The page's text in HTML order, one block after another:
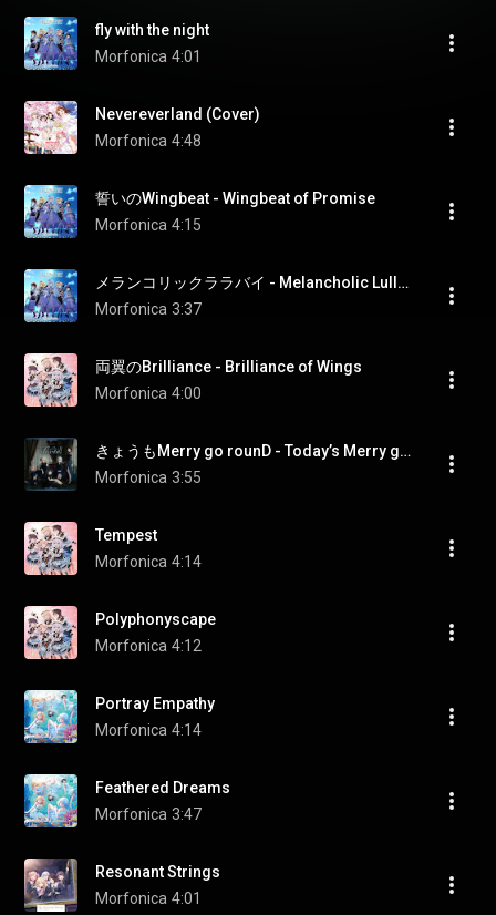
fly with the night
Morfonica 4:01
Nevereverland (Cover)
Morfonica 4:48
誓いのWingbeat - Wingbeat of Promise
Morfonica 4:15
メランコリックララバイ - Melancholic Lullaby
Morfonica 3:37
両翼のBrilliance - Brilliance of Wings
Morfonica 4:00
きょうもMerry go rounD - Today’s Merry go rounD
Morfonica 3:55
Tempest
Morfonica 4:14
Polyphonyscape
Morfonica 4:12
Portray Empathy
Morfonica 4:14
Feathered Dreams
Morfonica 3:47
Resonant Strings
Morfonica 4:01